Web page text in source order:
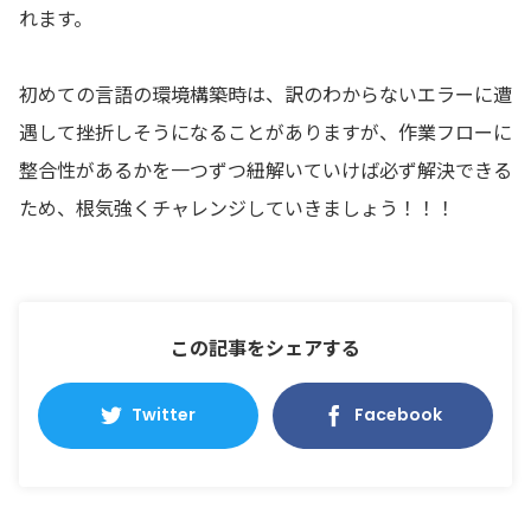
れます。
初めての言語の環境構築時は、訳のわからないエラーに遭
遇して挫折しそうになることがありますが、作業フローに
整合性があるかを一つずつ紐解いていけば必ず解決できる
ため、根気強くチャレンジしていきましょう！！！
この記事をシェアする
Twitter Facebook